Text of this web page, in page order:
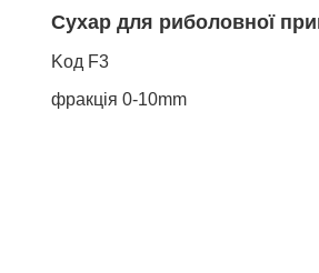
Сухар для риболовної
Koд F3
фракція 0-10mm